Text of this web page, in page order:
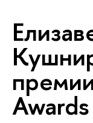
Awards